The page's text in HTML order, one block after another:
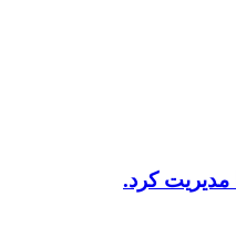
مدیریت کرد.